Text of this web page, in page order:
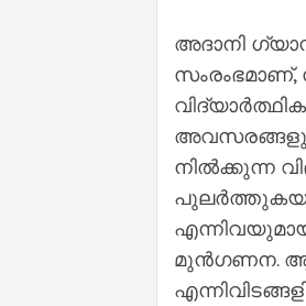
അദാനി
സംരംഭമാണ്,
അവസരങ്ങളും
നിൽക്കുന്ന
പുലർത്തുകയും
മുൻഗണന.